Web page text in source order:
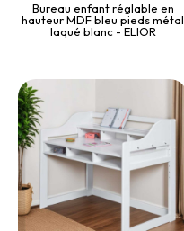
Bureau enfant réglable en
hauteur MDF bleu pieds métal
laqué blanc - ELIOR